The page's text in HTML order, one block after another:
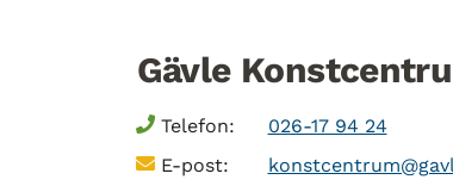
Gävle
Telefon:
026-17 94 24
E-post: